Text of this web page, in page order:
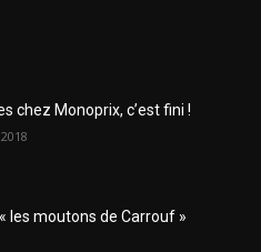
chez Monoprix, c’est fini !
les moutons de Carrouf »